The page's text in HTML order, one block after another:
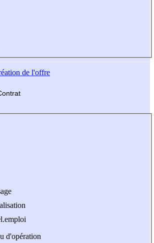
de l'offre
d'opération